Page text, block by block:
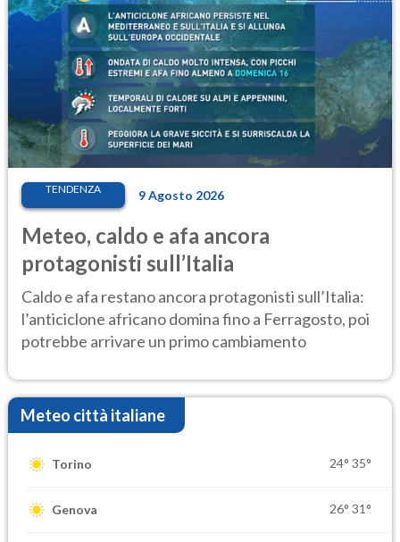
TENDENZA 9 Agosto 2026
Meteo, caldo e afa ancora
protagonisti sull’Italia
Caldo e afa restano ancora protagonisti sull’Italia:
l’anticiclone africano domina fino a Ferragosto, poi
potrebbe arrivare un primo cambiamento
Meteo città italiane
Torino 24° 35°
Genova 26° 31°